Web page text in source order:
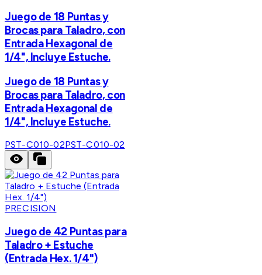
Juego de 18 Puntas y
Brocas para Taladro, con
Entrada Hexagonal de
1/4", Incluye Estuche.
Juego de 18 Puntas y
Brocas para Taladro, con
Entrada Hexagonal de
1/4", Incluye Estuche.
PST-C010-02PST-C010-02
PRECISION
Juego de 42 Puntas para
Taladro + Estuche
(Entrada Hex. 1/4")